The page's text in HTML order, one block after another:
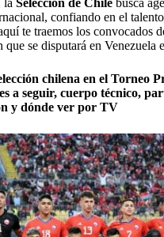
la Selección de Chile busca
confiando en el
te traemos los convocados
que se disputará en Venezuela
chilena en el Torneo
a seguir, cuerpo técnico,
y dónde ver por TV